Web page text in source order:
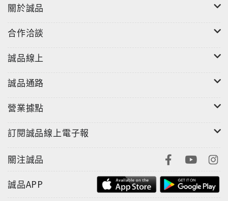
些把自己人生搞砸了的傢伙，自知寫不出什麼偉大作
「求生」情節的處境中，沒有暖氣、電力和食物；窗戶
被封死、鎖孔被堵住……最後更把腦筋動到自己身上。
他們折磨自己，是為了要創造悲劇，把自己當作受害
者，等到終於獲救後，他們就會成名！在此期間，他們
也常常很恐怖，很黑暗。當他們越來越絕望時，他們的
《惡搞研習營》是本說故事的小說，集合了23個恐怖、
好笑，又讓你反胃的故事。作者帕拉尼克在朗讀〈腸
子〉這篇短篇時，曾造成73人當場昏倒的驚人記錄。而
〈腸子〉絕不是這本書中最陰暗或最滑稽或最讓人心裡
關於誠品
合作洽談
誠品線上
誠品通路
營業據點
訂閱誠品線上電子報
關注誠品
誠品APP